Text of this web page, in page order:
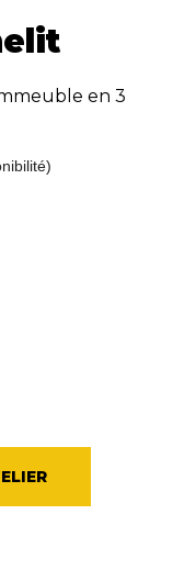
en 3